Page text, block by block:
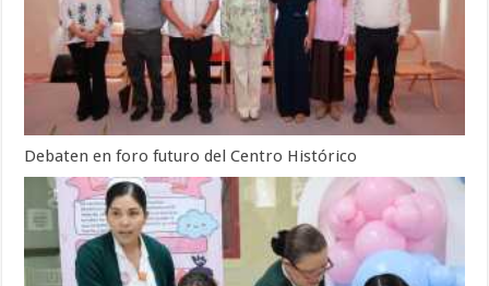
Debaten en foro futuro del Centro Histórico